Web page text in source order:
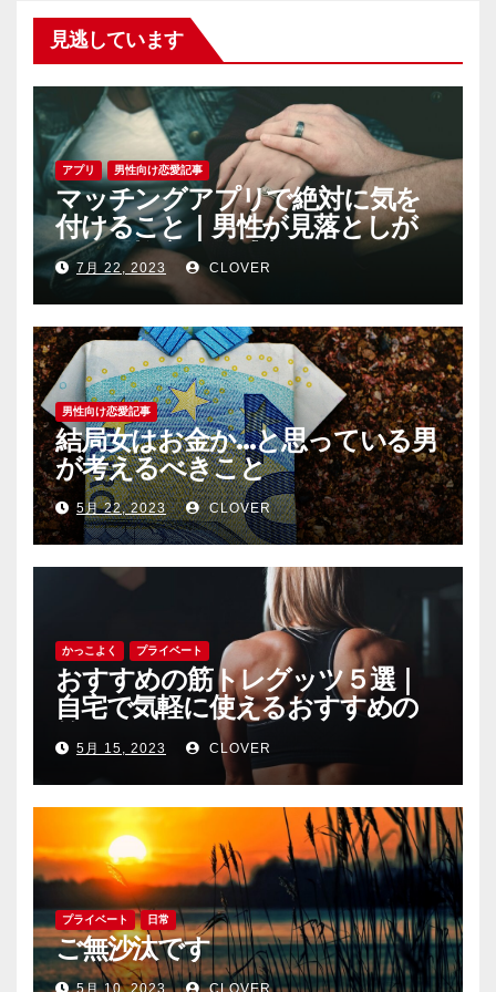
見逃しています
アプリ 男性向け恋愛記事
マッチングアプリで絶対に気を
付けること｜男性が見落としが
ちな恐怖心と警戒心
7月 22, 2023 CLOVER
男性向け恋愛記事
結局女はお金か…と思っている男
が考えるべきこと
5月 22, 2023 CLOVER
かっこよく プライベート
おすすめの筋トレグッツ５選｜
自宅で気軽に使えるおすすめの
筋トレグッツをご紹介
5月 15, 2023 CLOVER
プライベート 日常
ご無沙汰です